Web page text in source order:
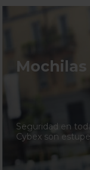
Seguridad en
Cybex son